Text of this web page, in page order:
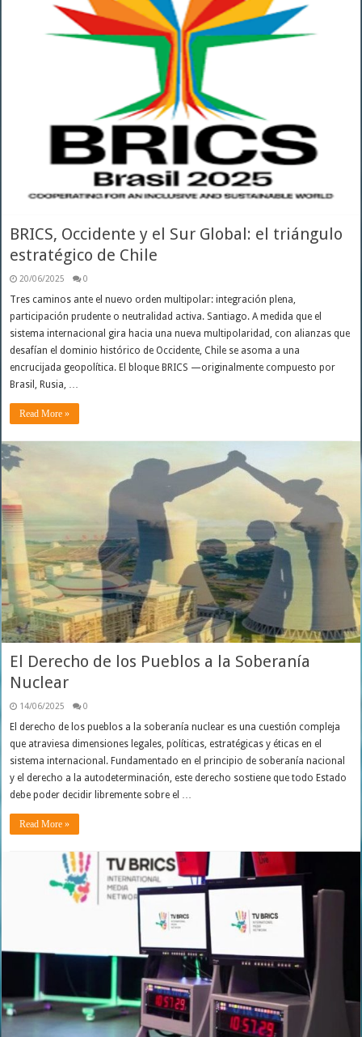
BRICS, Occidente y el Sur Global: el triángulo
estratégico de Chile
20/06/2025 0
Tres caminos ante el nuevo orden multipolar: integración plena,
participación prudente o neutralidad activa. Santiago. A medida que el
sistema internacional gira hacia una nueva multipolaridad, con alianzas que
desafían el dominio histórico de Occidente, Chile se asoma a una
encrucijada geopolítica. El bloque BRICS —originalmente compuesto por
Brasil, Rusia, …
Read More »
El Derecho de los Pueblos a la Soberanía
Nuclear
14/06/2025 0
El derecho de los pueblos a la soberanía nuclear es una cuestión compleja
que atraviesa dimensiones legales, políticas, estratégicas y éticas en el
sistema internacional. Fundamentado en el principio de soberanía nacional
y el derecho a la autodeterminación, este derecho sostiene que todo Estado
debe poder decidir libremente sobre el …
Read More »